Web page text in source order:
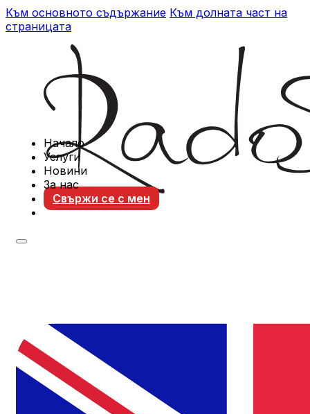
Към основното съдържание Към долната част на
страницата
Начало
Услуги
Новини
За нас
Свържи се с мен